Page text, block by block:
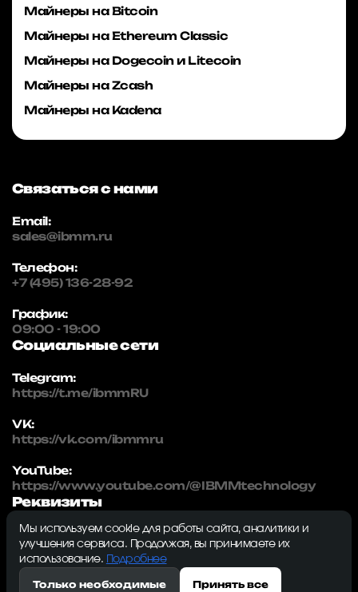
Майнеры на Bitcoin
Майнеры на Ethereum Classic
Майнеры на Dogecoin и Litecoin
Майнеры на Zcash
Майнеры на Kadena
Связаться с нами
Email:
sales@ibmm.ru
Телефон:
+7 (495) 136-28-92
График:
09:00 - 19:00
Социальные сети
Telegram:
https://t.me/ibmmRU
VK:
https://vk.com/ibmmru
YouTube:
https://www.youtube.com/@IBMMtechnology
Реквизиты
IBMM | technology
ИНН: 5032334982
ОГРН: 1215000115230
Мы используем cookie для работы сайта, аналитики и
улучшения сервиса. Продолжая, вы принимаете их
использование.
Подробнее
Только необходимые Принять все